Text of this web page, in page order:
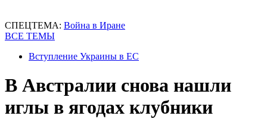
СПЕЦТЕМА: Война в Иране
ВСЕ ТЕМЫ
Вступление Украины в ЕС
В Австралии снова нашли
иглы в ягодах клубники